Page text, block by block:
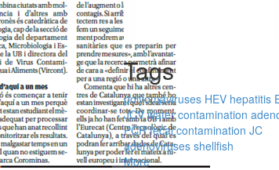
Tags
polyomaviruses HEV hepatitis
JCV water contamination
PCR fecal contamination JC
adenoviruses shellfish
More